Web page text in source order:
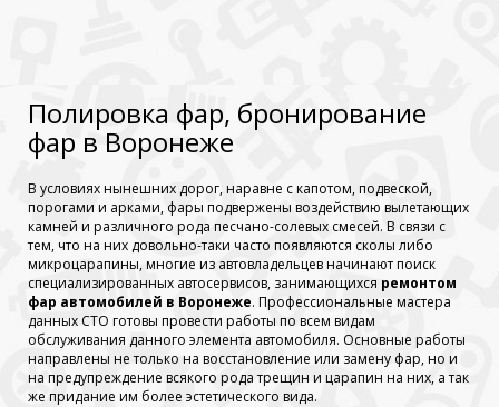
Полировка фар, бронирование
фар в Воронеже
В условиях нынешних дорог, наравне с капотом, подвеской,
порогами и арками, фары подвержены воздействию вылетающих
камней и различного рода песчано-солевых смесей. В связи с
тем, что на них довольно-таки часто появляются сколы либо
микроцарапины, многие из автовладельцев начинают поиск
специализированных автосервисов, занимающихся ремонтом
фар автомобилей в Воронеже. Профессиональные мастера
данных СТО готовы провести работы по всем видам
обслуживания данного элемента автомобиля. Основные работы
направлены не только на восстановление или замену фар, но и
на предупреждение всякого рода трещин и царапин на них, а так
же придание им более эстетического вида.